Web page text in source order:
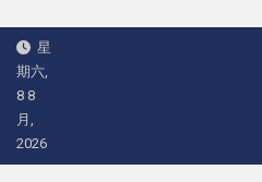
Skip
content
星
期六,
8 8
月,
2026